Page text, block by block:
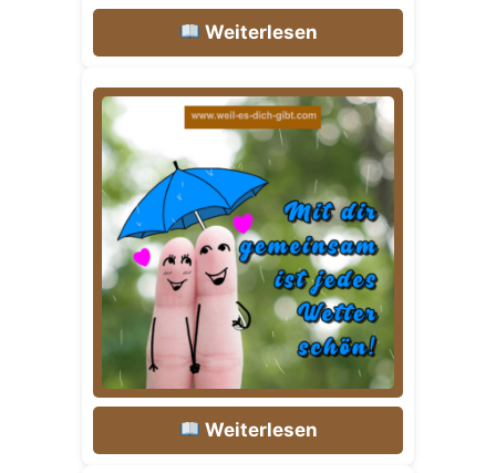
Weiterlesen
Weiterlesen